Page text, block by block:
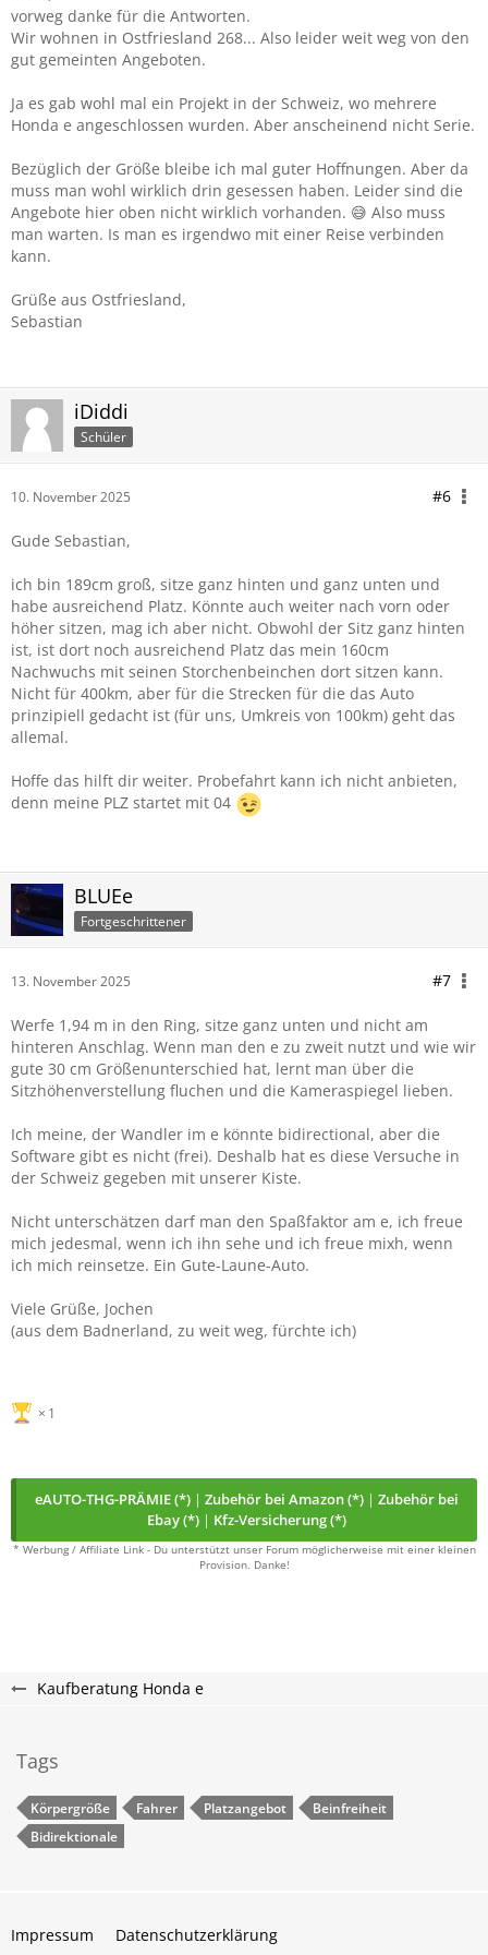
wir um die Größe des Honda e und erwarten nicht, das
hinter runs noch jemand sitzen kann.
Aber kopf und Beinfreiheit wären schon toll.
Vielen Dank für Antworten und gute Fahrt!
Grüße
vorweg danke für die Antworten.
Wir wohnen in Ostfriesland 268... Also leider weit weg von den
gut gemeinten Angeboten.
Ja es gab wohl mal ein Projekt in der Schweiz, wo mehrere
Honda e angeschlossen wurden. Aber anscheinend nicht Serie.
Bezüglich der Größe bleibe ich mal guter Hoffnungen. Aber da
muss man wohl wirklich drin gesessen haben. Leider sind die
Angebote hier oben nicht wirklich vorhanden. 😅 Also muss
man warten. Is man es irgendwo mit einer Reise verbinden
kann.
Grüße aus Ostfriesland,
Sebastian
iDiddi
Schüler
10. November 2025 #6
Gude Sebastian,
ich bin 189cm groß, sitze ganz hinten und ganz unten und
habe ausreichend Platz. Könnte auch weiter nach vorn oder
höher sitzen, mag ich aber nicht. Obwohl der Sitz ganz hinten
ist, ist dort noch ausreichend Platz das mein 160cm
Nachwuchs mit seinen Storchenbeinchen dort sitzen kann.
Nicht für 400km, aber für die Strecken für die das Auto
prinzipiell gedacht ist (für uns, Umkreis von 100km) geht das
allemal.
Hoffe das hilft dir weiter. Probefahrt kann ich nicht anbieten,
denn meine PLZ startet mit 04
BLUEe
Fortgeschrittener
13. November 2025 #7
Werfe 1,94 m in den Ring, sitze ganz unten und nicht am
hinteren Anschlag. Wenn man den e zu zweit nutzt und wie wir
gute 30 cm Größenunterschied hat, lernt man über die
Sitzhöhenverstellung fluchen und die Kameraspiegel lieben.
Ich meine, der Wandler im e könnte bidirectional, aber die
Software gibt es nicht (frei). Deshalb hat es diese Versuche in
der Schweiz gegeben mit unserer Kiste.
Nicht unterschätzen darf man den Spaßfaktor am e, ich freue
mich jedesmal, wenn ich ihn sehe und ich freue mixh, wenn
ich mich reinsetze. Ein Gute-Laune-Auto.
Viele Grüße, Jochen
(aus dem Badnerland, zu weit weg, fürchte ich)
1
eAUTO-THG-PRÄMIE (*) | Zubehör bei Amazon (*) | Zubehör bei
Ebay (*) | Kfz-Versicherung (*)
* Werbung / Affiliate Link - Du unterstützt unser Forum möglicherweise mit einer kleinen
Provision. Danke!
Kaufberatung Honda e
Tags
Körpergröße Fahrer Platzangebot
Beinfreiheit
Bidirektionale
Impressum Datenschutzerklärung